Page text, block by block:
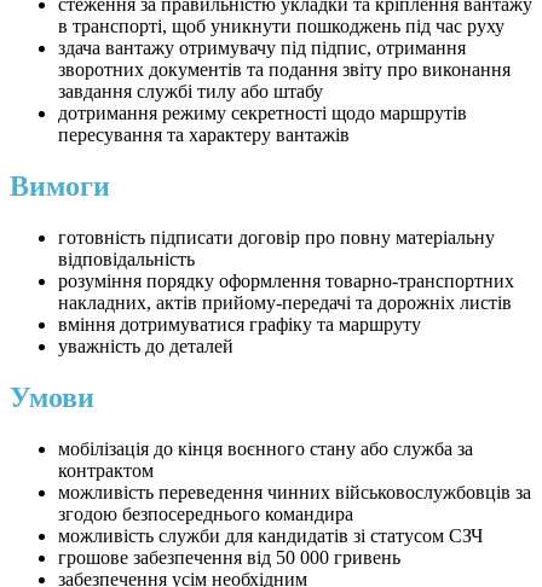
стеження за правильністю укладки та кріплення вантажу
в транспорті, щоб уникнути пошкоджень під час руху
здача вантажу отримувачу під підпис, отримання
зворотних документів та подання звіту про виконання
завдання службі тилу або штабу
дотримання режиму секретності щодо маршрутів
пересування та характеру вантажів
Вимоги
готовність підписати договір про повну матеріальну
відповідальність
розуміння порядку оформлення товарно-транспортних
накладних, актів прийому-передачі та дорожніх листів
вміння дотримуватися графіку та маршруту
уважність до деталей
Умови
мобілізація до кінця воєнного стану або служба за
контрактом
можливість переведення чинних військовослужбовців за
згодою безпосереднього командира
можливість служби для кандидатів зі статусом СЗЧ
грошове забезпечення від 50 000 гривень
забезпечення усім необхідним